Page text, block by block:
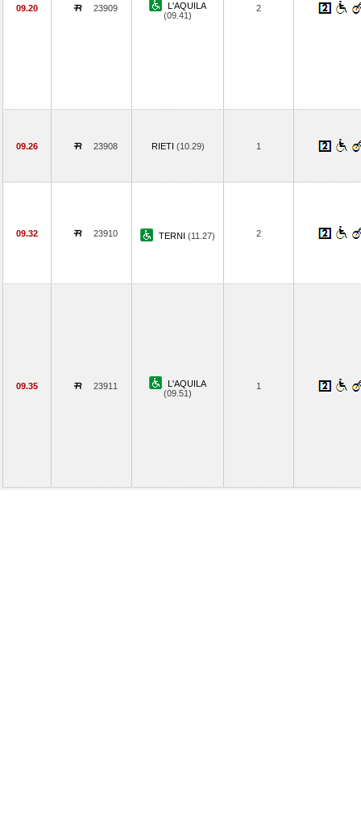
09.20 23909
L'AQUILA
(09.41)
2
09.26 23908 RIETI (10.29) 1
09.32 23910 TERNI (11.27) 2
09.35 23911
L'AQUILA
(09.51)
1